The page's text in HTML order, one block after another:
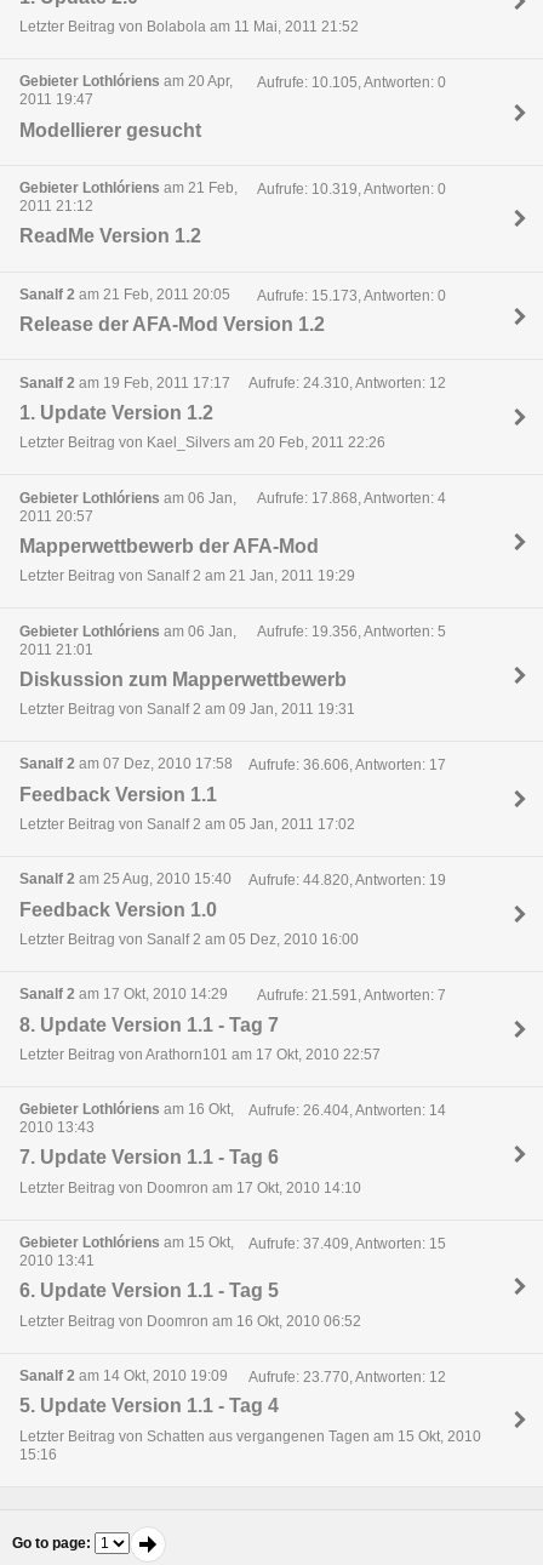
Letzter Beitrag von Bolabola am 11 Mai, 2011 21:52
Gebieter Lothlóriens am 20 Apr,
2011 19:47
Aufrufe: 10.105, Antworten: 0
Modellierer gesucht
Gebieter Lothlóriens am 21 Feb,
2011 21:12
Aufrufe: 10.319, Antworten: 0
ReadMe Version 1.2
Sanalf 2 am 21 Feb, 2011 20:05 Aufrufe: 15.173, Antworten: 0
Release der AFA-Mod Version 1.2
Sanalf 2 am 19 Feb, 2011 17:17 Aufrufe: 24.310, Antworten: 12
1. Update Version 1.2
Letzter Beitrag von Kael_Silvers am 20 Feb, 2011 22:26
Gebieter Lothlóriens am 06 Jan,
2011 20:57
Aufrufe: 17.868, Antworten: 4
Mapperwettbewerb der AFA-Mod
Letzter Beitrag von Sanalf 2 am 21 Jan, 2011 19:29
Gebieter Lothlóriens am 06 Jan,
2011 21:01
Aufrufe: 19.356, Antworten: 5
Diskussion zum Mapperwettbewerb
Letzter Beitrag von Sanalf 2 am 09 Jan, 2011 19:31
Sanalf 2 am 07 Dez, 2010 17:58 Aufrufe: 36.606, Antworten: 17
Feedback Version 1.1
Letzter Beitrag von Sanalf 2 am 05 Jan, 2011 17:02
Sanalf 2 am 25 Aug, 2010 15:40 Aufrufe: 44.820, Antworten: 19
Feedback Version 1.0
Letzter Beitrag von Sanalf 2 am 05 Dez, 2010 16:00
Sanalf 2 am 17 Okt, 2010 14:29 Aufrufe: 21.591, Antworten: 7
8. Update Version 1.1 - Tag 7
Letzter Beitrag von Arathorn101 am 17 Okt, 2010 22:57
Gebieter Lothlóriens am 16 Okt,
2010 13:43
Aufrufe: 26.404, Antworten: 14
7. Update Version 1.1 - Tag 6
Letzter Beitrag von Doomron am 17 Okt, 2010 14:10
Gebieter Lothlóriens am 15 Okt,
2010 13:41
Aufrufe: 37.409, Antworten: 15
6. Update Version 1.1 - Tag 5
Letzter Beitrag von Doomron am 16 Okt, 2010 06:52
Sanalf 2 am 14 Okt, 2010 19:09 Aufrufe: 23.770, Antworten: 12
5. Update Version 1.1 - Tag 4
Letzter Beitrag von Schatten aus vergangenen Tagen am 15 Okt, 2010
15:16
Go to page: